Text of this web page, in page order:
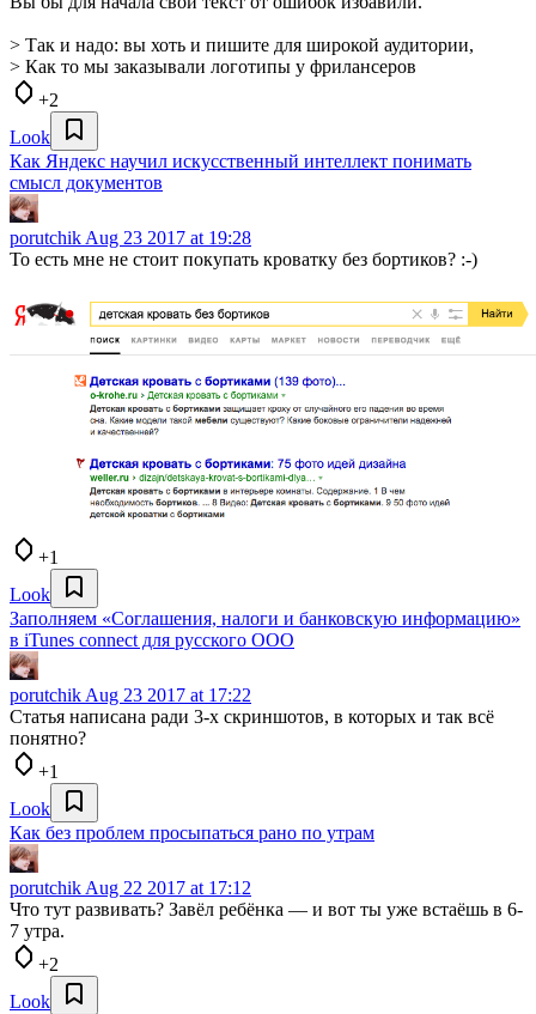
> Так и надо: вы хоть и пишите для широкой аудитории,
> Как то мы заказывали логотипы у фрилансеров
+2
Look
Как Яндекс научил искусственный интеллект понимать
смысл документов
porutchik Aug 23 2017 at 19:28
То есть мне не стоит покупать кроватку без бортиков? :-)
+1
Look
Заполняем «Соглашения, налоги и банковскую информацию»
в iTunes connect для русского ООО
porutchik Aug 23 2017 at 17:22
Статья написана ради 3-х скриншотов, в которых и так всё
понятно?
+1
Look
Как без проблем просыпаться рано по утрам
porutchik Aug 22 2017 at 17:12
Что тут развивать? Завёл ребёнка — и вот ты уже встаёшь в 6-
7 утра.
+2
Look